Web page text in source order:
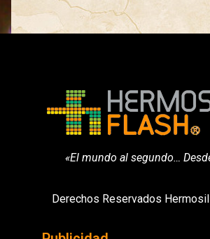
«El mundo al segundo…
Derechos Reservados